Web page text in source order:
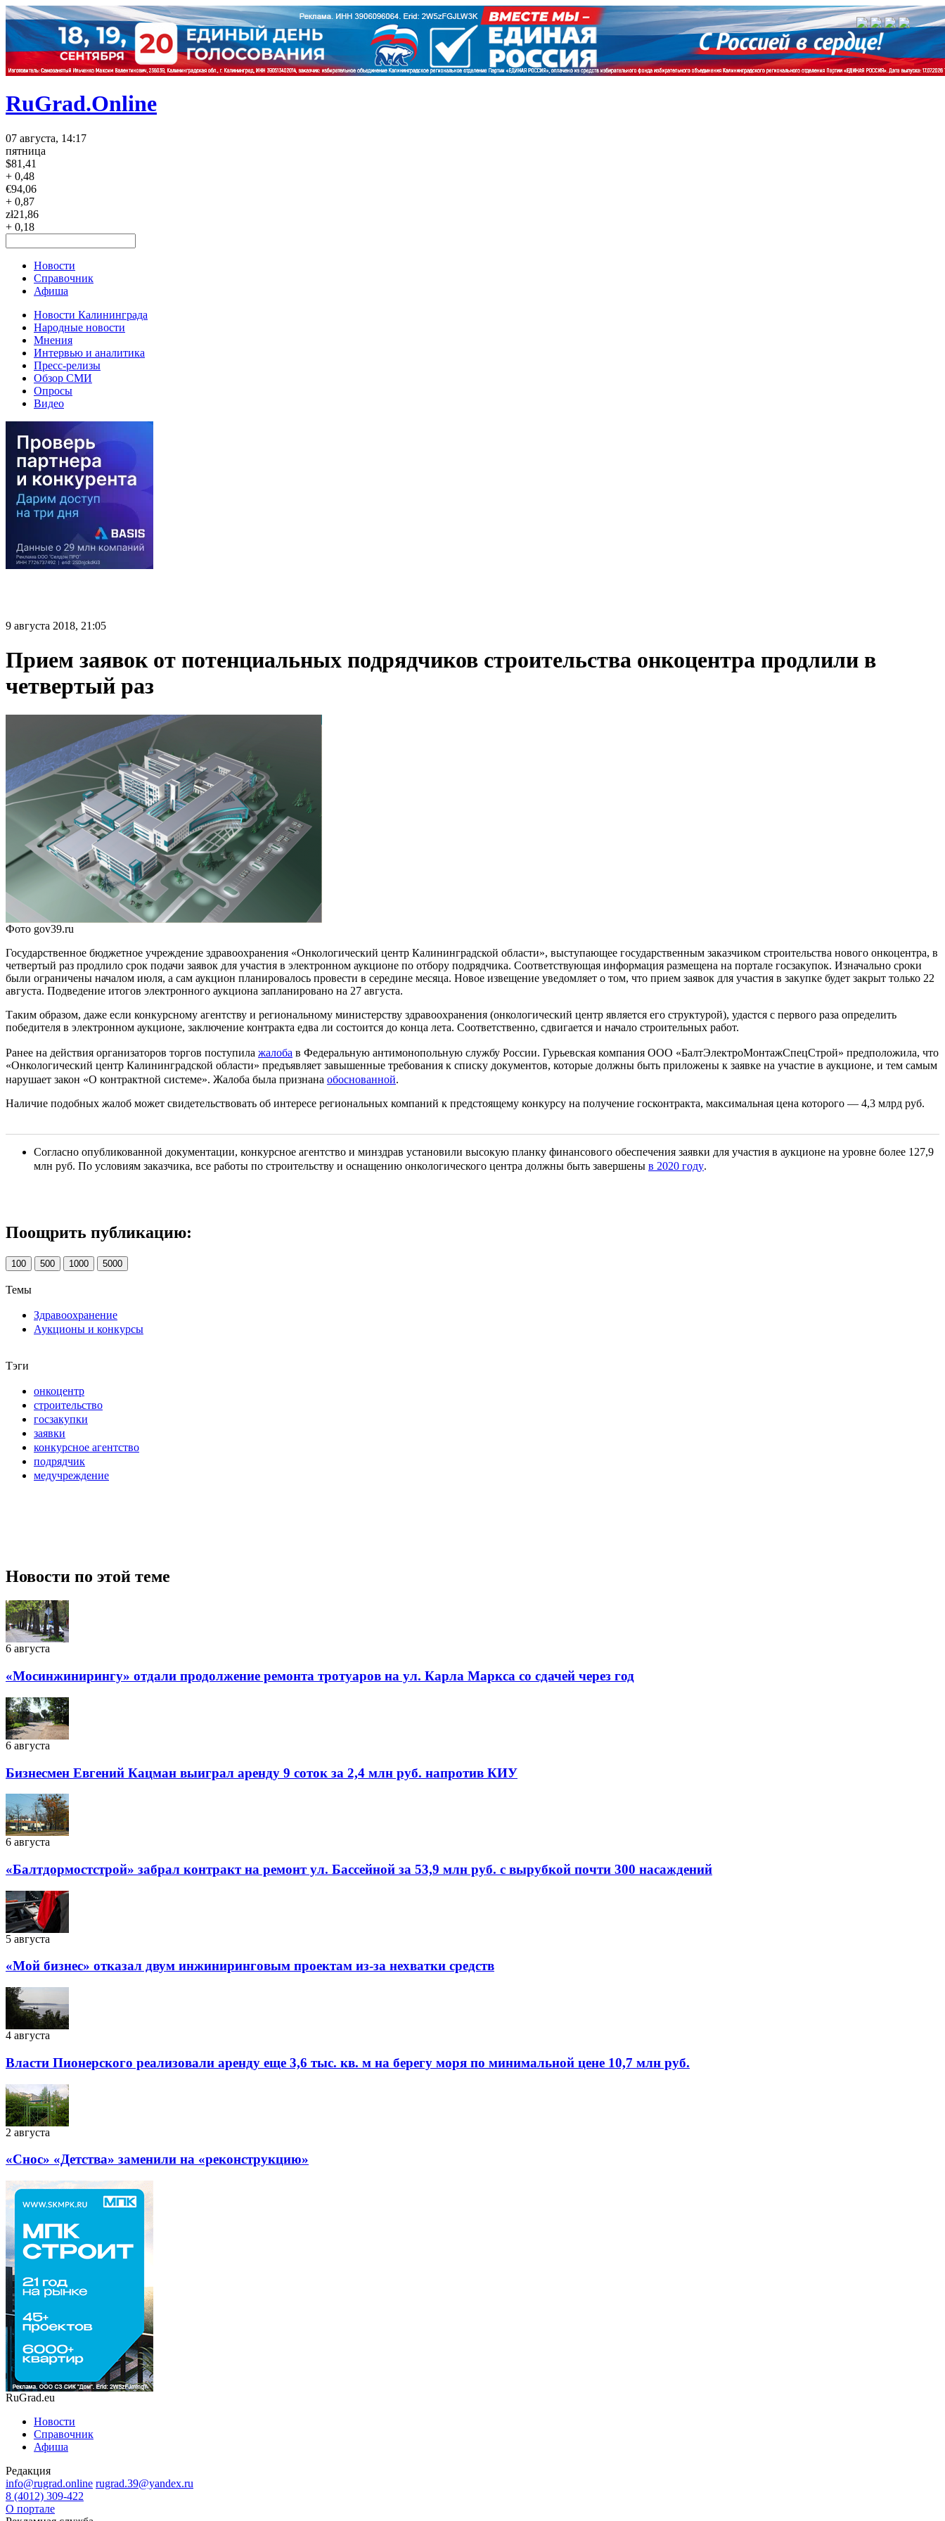
RuGrad.Online
07 августа, 14:17
пятница
$81,41
+ 0,48
€94,06
+ 0,87
zł21,86
+ 0,18
Новости
Справочник
Афиша
Новости Калининграда
Народные новости
Мнения
Интервью и аналитика
Пресс-релизы
Обзор СМИ
Опросы
Видео
9 августа 2018, 21:05
Прием заявок от потенциальных подрядчиков строительства онкоцентра продлили в
четвертый раз
Фото gov39.ru
Государственное бюджетное учреждение здравоохранения «Онкологический центр Калининградской области», выступающее государственным заказчиком строительства нового онкоцентра, в
четвертый раз продлило срок подачи заявок для участия в электронном аукционе по отбору подрядчика. Соответствующая информация размещена на портале госзакупок. Изначально сроки
были ограничены началом июля, а сам аукцион планировалось провести в середине месяца. Новое извещение уведомляет о том, что прием заявок для участия в закупке будет закрыт только 22
августа. Подведение итогов электронного аукциона запланировано на 27 августа.
Таким образом, даже если конкурсному агентству и региональному министерству здравоохранения (онкологический центр является его структурой), удастся с первого раза определить
победителя в электронном аукционе, заключение контракта едва ли состоится до конца лета. Соответственно, сдвигается и начало строительных работ.
Ранее на действия организаторов торгов поступила жалоба в Федеральную антимонопольную службу России. Гурьевская компания ООО «БалтЭлектроМонтажСпецСтрой» предположила, что
«Онкологический центр Калининградской области» предъявляет завышенные требования к списку документов, которые должны быть приложены к заявке на участие в аукционе, и тем самым
нарушает закон «О контрактной системе». Жалоба была признана обоснованной.
Наличие подобных жалоб может свидетельствовать об интересе региональных компаний к предстоящему конкурсу на получение госконтракта, максимальная цена которого — 4,3 млрд руб.
Согласно опубликованной документации, конкурсное агентство и минздрав установили высокую планку финансового обеспечения заявки для участия в аукционе на уровне более 127,9
млн руб. По условиям заказчика, все работы по строительству и оснащению онкологического центра должны быть завершены в 2020 году.
Поощрить публикацию:
100 500 1000 5000
Темы
Здравоохранение
Аукционы и конкурсы
Тэги
онкоцентр
строительство
госзакупки
заявки
конкурсное агентство
подрядчик
медучреждение
Новости по этой теме
6 августа
«Мосинжинирингу» отдали продолжение ремонта тротуаров на ул. Карла Маркса со сдачей через год
6 августа
Бизнесмен Евгений Кацман выиграл аренду 9 соток за 2,4 млн руб. напротив КИУ
6 августа
«Балтдормостстрой» забрал контракт на ремонт ул. Бассейной за 53,9 млн руб. с вырубкой почти 300 насаждений
5 августа
«Мой бизнес» отказал двум инжиниринговым проектам из-за нехватки средств
4 августа
Власти Пионерского реализовали аренду еще 3,6 тыс. кв. м на берегу моря по минимальной цене 10,7 млн руб.
2 августа
«Снос» «Детства» заменили на «реконструкцию»
RuGrad.eu
Новости
Справочник
Афиша
Редакция
info@rugrad.online rugrad.39@yandex.ru
8 (4012) 309-422
О портале